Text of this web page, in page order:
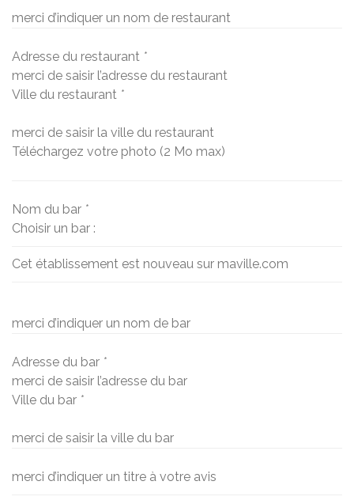
merci d’indiquer un nom de restaurant
Adresse du restaurant *
merci de saisir l’adresse du restaurant
Ville du restaurant *
merci de saisir la ville du restaurant
Téléchargez votre photo (2 Mo max)
Nom du bar *
Choisir un bar :
Cet établissement est nouveau sur maville.com
merci d’indiquer un nom de bar
Adresse du bar *
merci de saisir l’adresse du bar
Ville du bar *
merci de saisir la ville du bar
merci d’indiquer un titre à votre avis